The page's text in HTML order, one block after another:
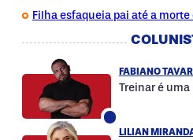
Filha esfaqueia pai até a
FABIANO
Treinar é uma
LILIAN